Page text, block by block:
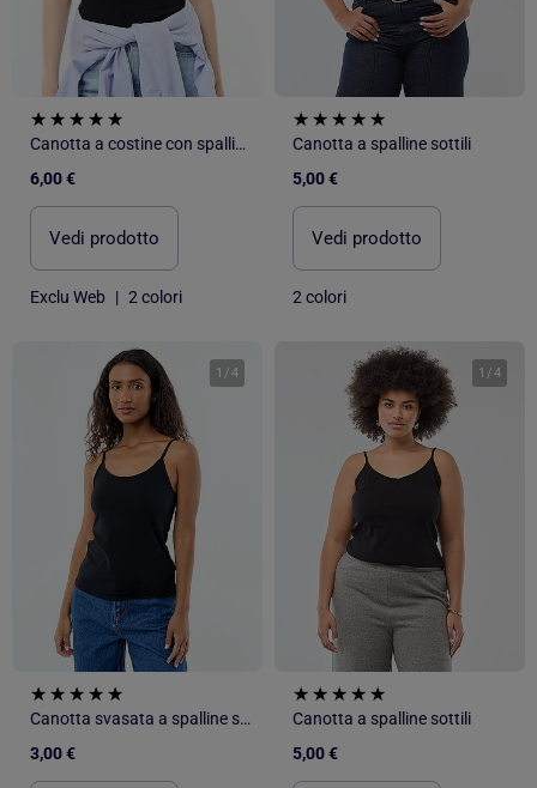
Canotta a costine con spalline sottili
6,00 €
Vedi prodotto
Exclu Web | 2 colori
Canotta a spalline sottili
5,00 €
Vedi prodotto
2 colori
1 /4
Canotta svasata a spalline sottili
3,00 €
1 /4
Canotta a spalline sottili
5,00 €